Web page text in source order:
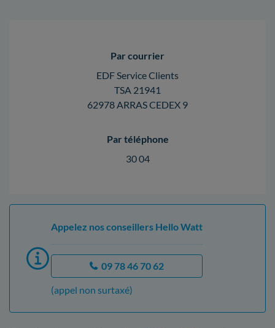
Par courrier
EDF Service Clients
TSA 21941
62978 ARRAS CEDEX 9
Par téléphone
30 04
Appelez nos conseillers Hello Watt
09 78 46 70 62
(appel non surtaxé)